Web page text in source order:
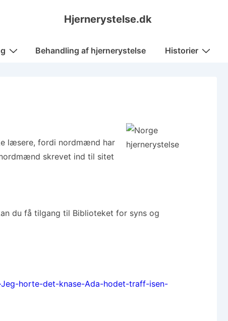
Hjernerystelse.dk
Behandling af hjernerystelse Historier
læsere, fordi nordmænd har
skrevet ind til sitet
du få tilgang til Biblioteket for syns og
horte-det-knase-Ada-hodet-traff-isen-